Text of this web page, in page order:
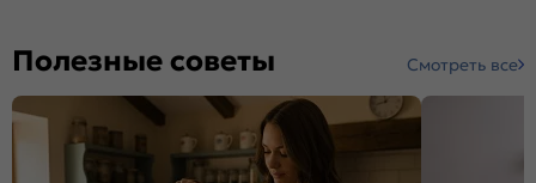
Полезные советы Смотреть все